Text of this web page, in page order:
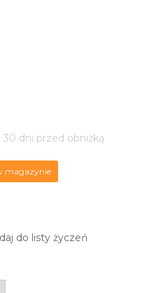
30 dni przed obniżką
magazynie
do listy życzeń